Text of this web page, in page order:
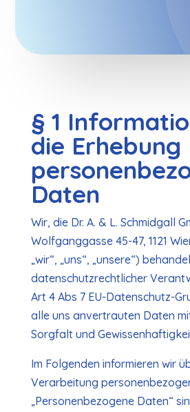
§ 1
die Erhebung
Daten
Wir, die Dr. A. & L. Schmidgall
Wolfganggasse 45-47, 1121
„wir“, „uns“, „unsere“)
datenschutzrechtlicher
Art 4 Abs 7 EU-Datenschutz-
alle uns anvertrauten Daten
Sorgfalt und
Im Folgenden informieren wir
Verarbeitung
„Personenbezogene Daten“